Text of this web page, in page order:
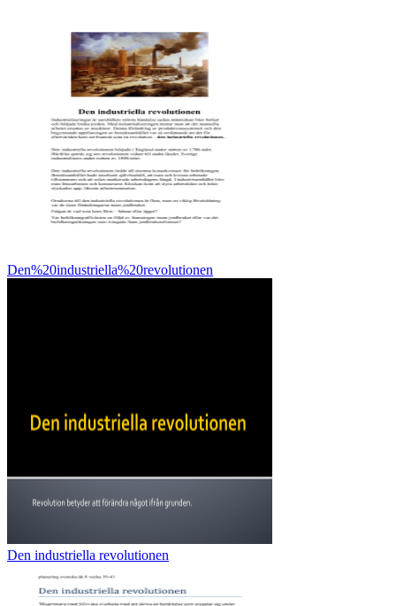
Den%20industriella%20revolutionen
Den industriella revolutionen